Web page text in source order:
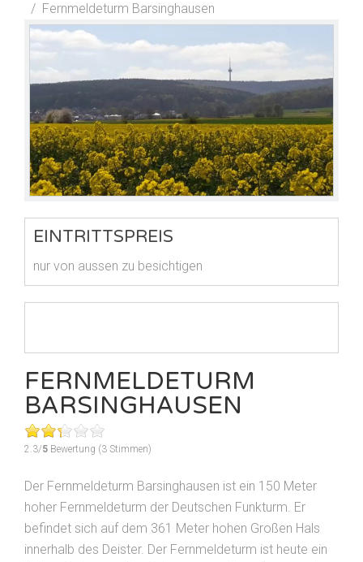
Fernmeldeturm Barsinghausen
EINTRITTSPREIS
nur von aussen zu besichtigen
FERNMELDETURM
BARSINGHAUSEN
2.3/5 Bewertung (3 Stimmen)
Der Fernmeldeturm Barsinghausen ist ein 150 Meter
hoher Fernmeldeturm der Deutschen Funkturm. Er
befindet sich auf dem 361 Meter hohen Großen Hals
innerhalb des Deister. Der Fernmeldeturm ist heute ein